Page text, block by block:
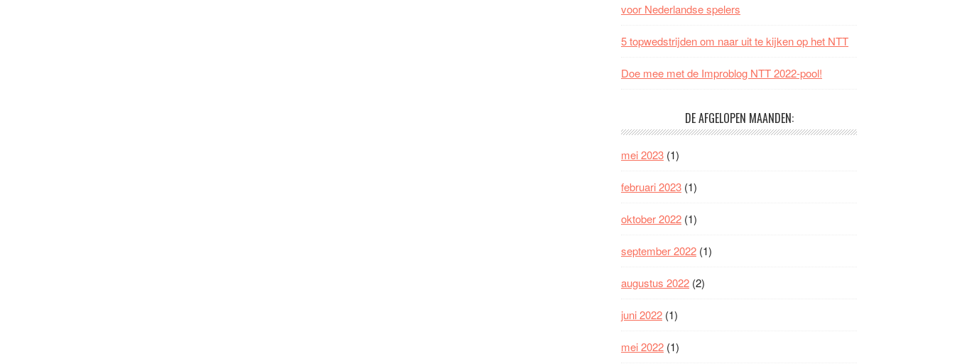
voor Nederlandse spelers
5 topwedstrijden om naar uit te kijken op het NTT
Doe mee met de Improblog NTT 2022-pool!
DE AFGELOPEN MAANDEN:
mei 2023 (1)
februari 2023 (1)
oktober 2022 (1)
september 2022 (1)
augustus 2022 (2)
juni 2022 (1)
mei 2022 (1)